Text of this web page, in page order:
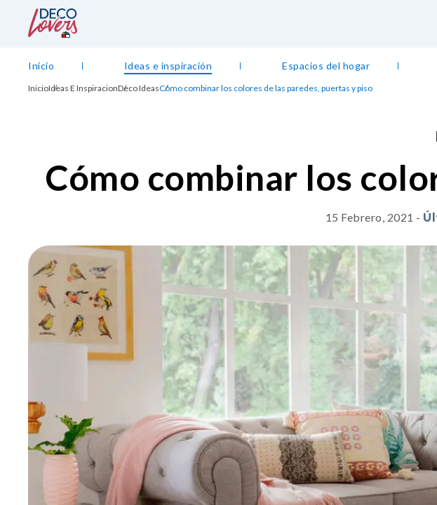
Inicio Ideas e inspiración Espacios del hogar
InicioIdeas E InspiracionDeco IdeasCómo combinar los colores de las paredes, puertas y piso
Cómo combinar los
15 Febrero, 2021 -